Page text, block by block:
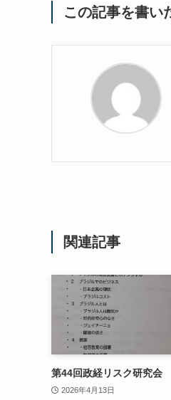
この記事を書い
関連記事
第44回政経リスク研究会
2026年4月13日